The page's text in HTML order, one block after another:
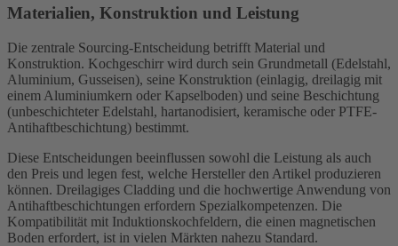
Materialien, Konstruktion und Leistung
Die zentrale Sourcing-Entscheidung betrifft Material und
Konstruktion. Kochgeschirr wird durch sein Grundmetall (Edelstahl,
Aluminium, Gusseisen), seine Konstruktion (einlagig, dreilagig mit
einem Aluminiumkern oder Kapselboden) und seine Beschichtung
(unbeschichteter Edelstahl, hartanodisiert, keramische oder PTFE-
Antihaftbeschichtung) bestimmt.
Diese Entscheidungen beeinflussen sowohl die Leistung als auch
den Preis und legen fest, welche Hersteller den Artikel produzieren
können. Dreilagiges Cladding und die hochwertige Anwendung von
Antihaftbeschichtungen erfordern Spezialkompetenzen. Die
Kompatibilität mit Induktionskochfeldern, die einen magnetischen
Boden erfordert, ist in vielen Märkten nahezu Standard.